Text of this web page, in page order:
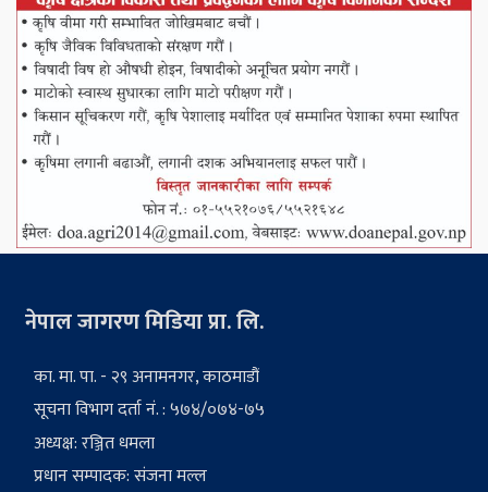
नेपाल जागरण मिडिया प्रा. लि.
का. मा. पा. - २९ अनामनगर, काठमाडौं
सूचना विभाग दर्ता नं. : ५७४/०७४-७५
अध्यक्ष: रञ्जित धमला
प्रधान सम्पादक: संजना मल्ल